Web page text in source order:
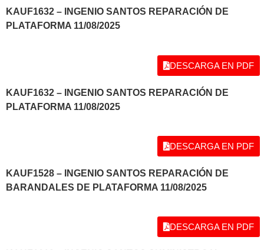
KAUF1632 – INGENIO SANTOS REPARACIÓN DE
PLATAFORMA 11/08/2025
DESCARGA EN PDF
KAUF1632 – INGENIO SANTOS REPARACIÓN DE
PLATAFORMA 11/08/2025
DESCARGA EN PDF
KAUF1528 – INGENIO SANTOS REPARACIÓN DE
BARANDALES DE PLATAFORMA 11/08/2025
DESCARGA EN PDF